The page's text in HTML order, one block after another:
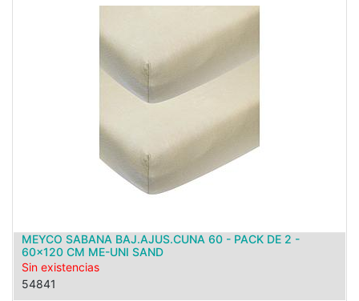
MEYCO SABANA BAJ.AJUS.CUNA 60 - PACK DE 2 -
60x120 CM ME-UNI SAND
Sin existencias
54841